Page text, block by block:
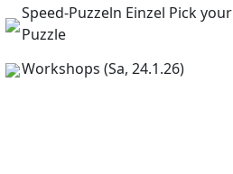
Speed-Puzzeln Einzel Pick your
Puzzle
Workshops (Sa, 24.1.26)